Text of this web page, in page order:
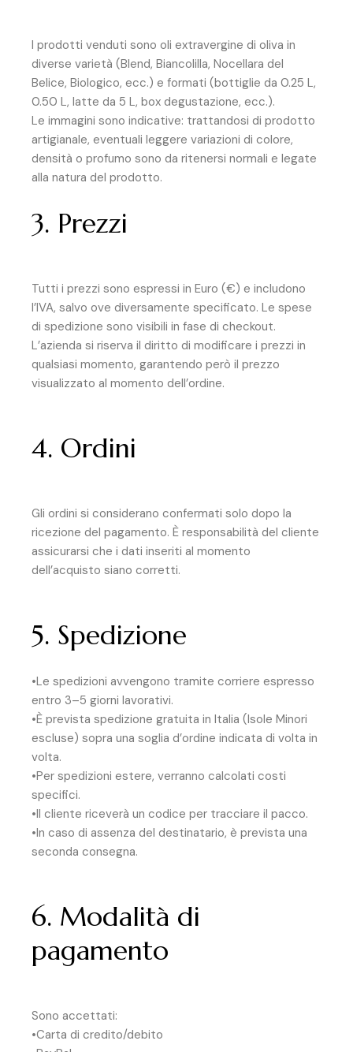
I prodotti venduti sono oli extravergine di oliva in
diverse varietà (Blend, Biancolilla, Nocellara del
Belice, Biologico, ecc.) e formati (bottiglie da 0.25 L,
0.50 L, latte da 5 L, box degustazione, ecc.).
Le immagini sono indicative: trattandosi di prodotto
artigianale, eventuali leggere variazioni di colore,
densità o profumo sono da ritenersi normali e legate
alla natura del prodotto.
3. Prezzi
Tutti i prezzi sono espressi in Euro (€) e includono
l’IVA, salvo ove diversamente specificato. Le spese
di spedizione sono visibili in fase di checkout.
L’azienda si riserva il diritto di modificare i prezzi in
qualsiasi momento, garantendo però il prezzo
visualizzato al momento dell’ordine.
4. Ordini
Gli ordini si considerano confermati solo dopo la
ricezione del pagamento. È responsabilità del cliente
assicurarsi che i dati inseriti al momento
dell’acquisto siano corretti.
5. Spedizione
•Le spedizioni avvengono tramite corriere espresso
entro 3–5 giorni lavorativi.
•È prevista spedizione gratuita in Italia (Isole Minori
escluse) sopra una soglia d’ordine indicata di volta in
volta.
•Per spedizioni estere, verranno calcolati costi
specifici.
•Il cliente riceverà un codice per tracciare il pacco.
•In caso di assenza del destinatario, è prevista una
seconda consegna.
6. Modalità di
pagamento
Sono accettati:
•Carta di credito/debito